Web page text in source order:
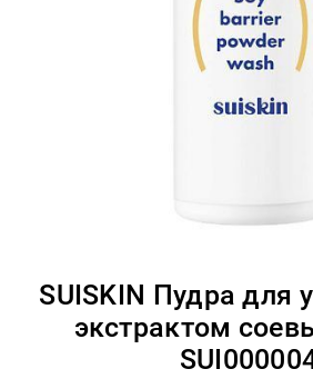
SUISKIN Пудра для
экстрактом